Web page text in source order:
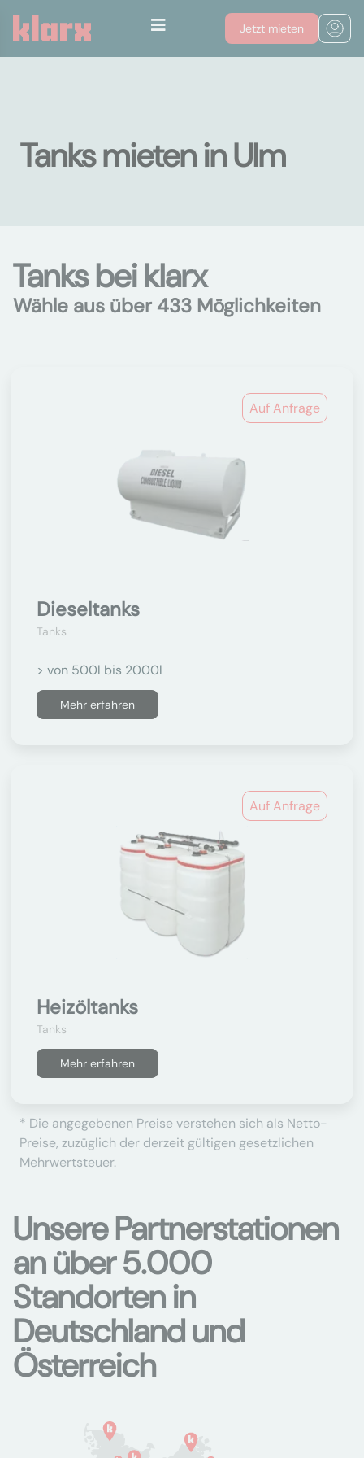
Jetzt mieten
Tanks mieten in Ulm
Tanks bei klarx
Wähle aus über 433 Möglichkeiten
Auf Anfrage
Dieseltanks
Tanks
> von 500l bis 2000l
Mehr erfahren
Auf Anfrage
Heizöltanks
Tanks
Mehr erfahren
* Die angegebenen Preise verstehen sich als Netto-
Preise, zuzüglich der derzeit gültigen gesetzlichen
Mehrwertsteuer.
Unsere Partnerstationen
an über 5.000
Standorten in
Deutschland und
Österreich